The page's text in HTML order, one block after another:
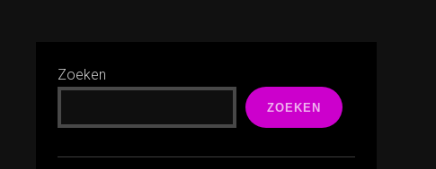
Zoeken
ZOEKEN